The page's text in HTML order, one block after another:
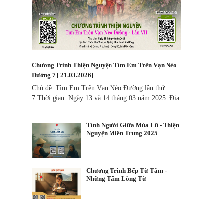
Chương Trình Thiện Nguyện Tìm Em Trên Vạn Nẻo
Đường 7 [ 21.03.2026]
Chủ đề: Tìm Em Trên Vạn Nẻo Đường lần thứ
7.Thời gian: Ngày 13 và 14 tháng 03 năm 2025. Địa
...
Tình Người Giữa Mùa Lũ - Thiện
Nguyện Miền Trung 2025
Chương Trình Bếp Từ Tâm -
Những Tấm Lòng Từ